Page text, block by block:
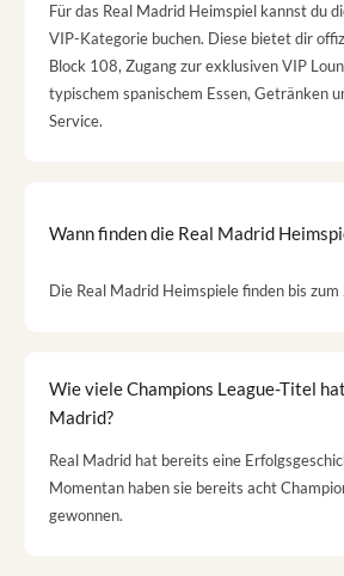
Für das Real Madrid Heimspiel kannst du
VIP-Kategorie buchen. Diese bietet dir
Block 108, Zugang zur exklusiven VIP
typischem spanischem Essen, Getränken
Service.
Wann finden die Real Madrid
Die Real Madrid Heimspiele finden bis
Wie viele Champions League-Titel
Madrid?
Real Madrid hat bereits eine
Momentan haben sie bereits acht
gewonnen.